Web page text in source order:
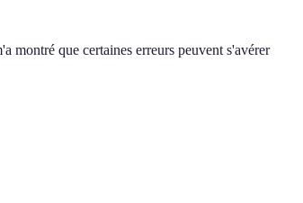
montré que certaines erreurs peuvent s'avérer